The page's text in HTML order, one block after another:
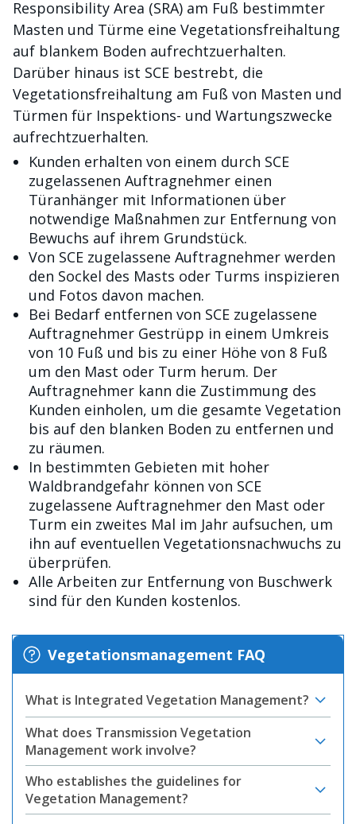
Responsibility Area (SRA) am Fuß bestimmter
Masten und Türme eine Vegetationsfreihaltung
auf blankem Boden aufrechtzuerhalten.
Darüber hinaus ist SCE bestrebt, die
Vegetationsfreihaltung am Fuß von Masten und
Türmen für Inspektions- und Wartungszwecke
aufrechtzuerhalten.
Kunden erhalten von einem durch SCE
zugelassenen Auftragnehmer einen
Türanhänger mit Informationen über
notwendige Maßnahmen zur Entfernung von
Bewuchs auf ihrem Grundstück.
Von SCE zugelassene Auftragnehmer werden
den Sockel des Masts oder Turms inspizieren
und Fotos davon machen.
Bei Bedarf entfernen von SCE zugelassene
Auftragnehmer Gestrüpp in einem Umkreis
von 10 Fuß und bis zu einer Höhe von 8 Fuß
um den Mast oder Turm herum. Der
Auftragnehmer kann die Zustimmung des
Kunden einholen, um die gesamte Vegetation
bis auf den blanken Boden zu entfernen und
zu räumen.
In bestimmten Gebieten mit hoher
Waldbrandgefahr können von SCE
zugelassene Auftragnehmer den Mast oder
Turm ein zweites Mal im Jahr aufsuchen, um
ihn auf eventuellen Vegetationsnachwuchs zu
überprüfen.
Alle Arbeiten zur Entfernung von Buschwerk
sind für den Kunden kostenlos.
Vegetationsmanagement FAQ
What is Integrated Vegetation Management?
What does Transmission Vegetation
Management work involve?
Who establishes the guidelines for
Vegetation Management?